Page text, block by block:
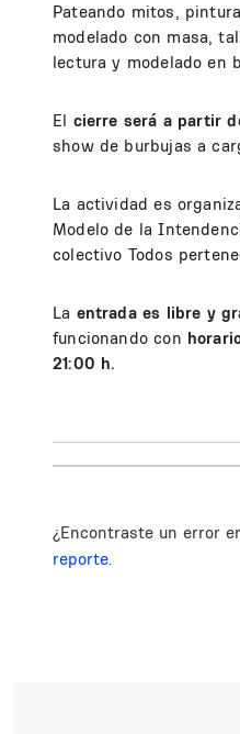
Pateando mitos,
modelado con masa,
lectura y modelado en
El cierre será a partir
show de burbujas a
La actividad es
Modelo de la
colectivo Todos
La entrada es libre y
funcionando con
21:00 h.
¿Encontraste un error
reporte.